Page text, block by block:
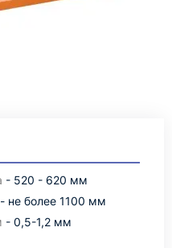
- 520 - 620 мм
- не более 1100 мм
- 0,5-1,2 мм